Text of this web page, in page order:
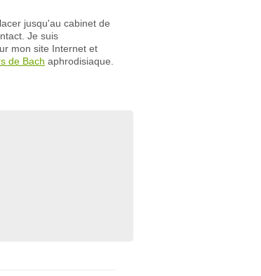
jusqu'au cabinet de
Je suis
mon site Internet et
de Bach aphrodisiaque.